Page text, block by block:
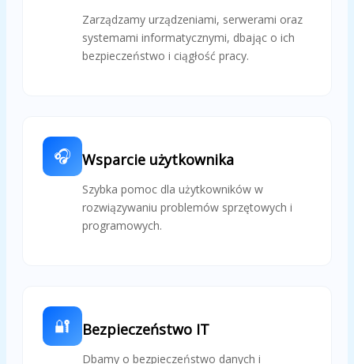
Zarządzamy urządzeniami, serwerami oraz
systemami informatycznymi, dbając o ich
bezpieczeństwo i ciągłość pracy.
🎧 Wsparcie użytkownika
Szybka pomoc dla użytkowników w
rozwiązywaniu problemów sprzętowych i
programowych.
🔐 Bezpieczeństwo IT
Dbamy o bezpieczeństwo danych i